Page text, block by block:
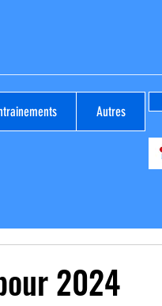
Autres
2024